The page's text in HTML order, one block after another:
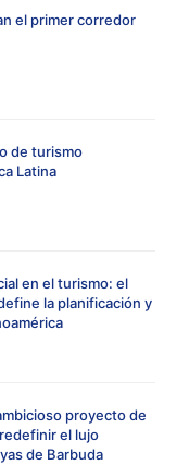
el primer corredor
de turismo
Latina
en el turismo: el
la planificación y
proyecto de
el lujo
de Barbuda